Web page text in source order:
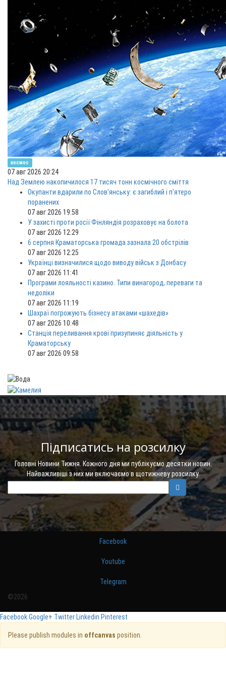
космос
07 авг 2026 20:24
Над Землею накопичилося 17 тисяч тонн космічного сміття
Окупанти вдарили по Слов'янську: є загиблий і п'ятеро
поранених
07 авг 2026 19:58
У захисті проти росії Фінляндія розраховує на болота
07 авг 2026 12:29
6 серпня Краматорська громада зазнала 20 обстрілів
07 авг 2026 12:25
Українці визначилися щодо виводу військ з Донбасу
07 авг 2026 11:41
Програми лояльності казино. Типи винагород, переваги та
недоліки
07 авг 2026 11:19
Шахраї погрожують бізнесу атаками «шахедів»
07 авг 2026 10:48
Станція переливання крові призупиняє діяльність у
Краматорську
07 авг 2026 09:58
Підписатись на розсилку
Головні Новини Тижня. Кожного дня ми публікуємо десятки новин.
Найважливіші з них ми включаємо в щотижневу розсилку.
Facebook
Youtube
Telegram
©2026
FacebookGoogle+ TwitterLinkedin Pinterest
Please publish modules in offcanvas position.